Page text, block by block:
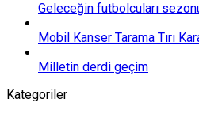
Geleceğin futbolcuları
Mobil Kanser Tarama Tırı
Milletin derdi geçim
Kategoriler